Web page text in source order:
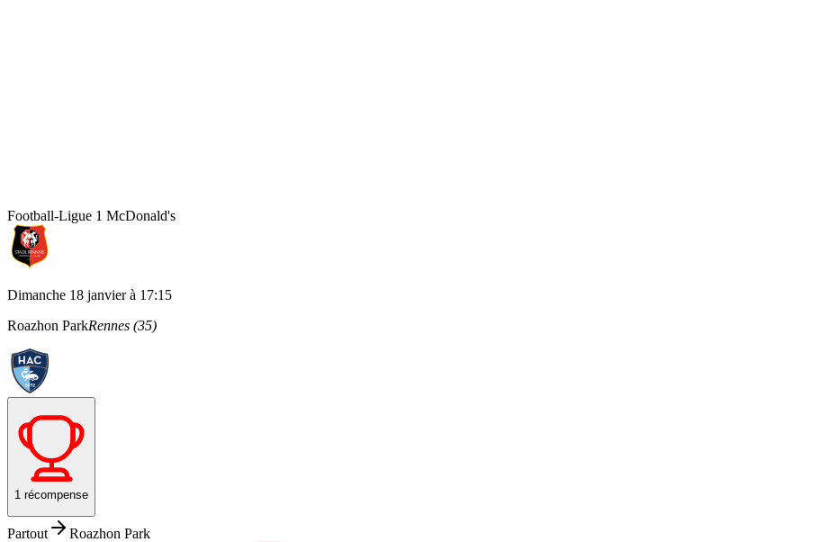
Football-Ligue 1 McDonald's
Dimanche 18 janvier à 17:15
Roazhon ParkRennes (35)
1 récompense
Partout Roazhon Park